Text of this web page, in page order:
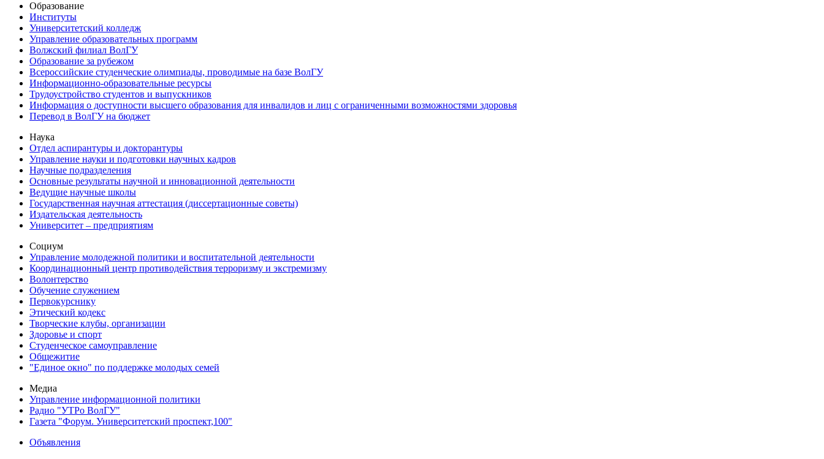
Образование
Институты
Университетский колледж
Управление образовательных программ
Волжский филиал ВолГУ
Образование за рубежом
Всероссийские студенческие олимпиады, проводимые на базе ВолГУ
Информационно-образовательные ресурсы
Трудоустройство студентов и выпускников
Информация о доступности высшего образования для инвалидов и лиц с ограниченными возможностями здоровья
Перевод в ВолГУ на бюджет
Наука
Отдел аспирантуры и докторантуры
Управление науки и подготовки научных кадров
Научные подразделения
Основные результаты научной и инновационной деятельности
Ведущие научные школы
Государственная научная аттестация (диссертационные советы)
Издательская деятельность
Университет – предприятиям
Социум
Управление молодежной политики и воспитательной деятельности
Координационный центр противодействия терроризму и экстремизму
Волонтерство
Обучение служением
Первокурснику
Этический кодекс
Творческие клубы, организации
Здоровье и спорт
Студенческое самоуправление
Общежитие
"Единое окно" по поддержке молодых семей
Медиа
Управление информационной политики
Радио "УТРо ВолГУ"
Газета "Форум. Университетский проспект,100"
Объявления